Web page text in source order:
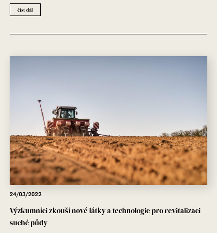
číst dál
24/03/2022
Výzkumníci zkouší nové látky a technologie pro revitalizaci
suché půdy